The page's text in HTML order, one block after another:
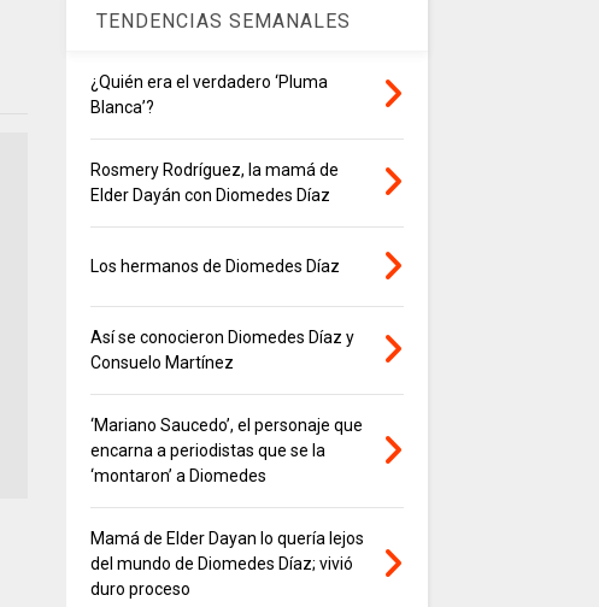
TENDENCIAS SEMANALES
¿Quién era el verdadero ‘Pluma
Blanca’?
Rosmery Rodríguez, la mamá de
Elder Dayán con Diomedes Díaz
Los hermanos de Diomedes Díaz
Así se conocieron Diomedes Díaz y
Consuelo Martínez
‘Mariano Saucedo’, el personaje que
encarna a periodistas que se la
‘montaron’ a Diomedes
Mamá de Elder Dayan lo quería lejos
del mundo de Diomedes Díaz; vivió
duro proceso